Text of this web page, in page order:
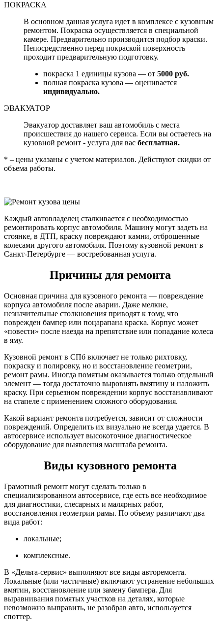
ПОКРАСКА
В основном данная услуга идет в комплексе с кузовным
ремонтом. Покраска осуществляется в специальной
камере. Предварительно производится подбор краски.
Непосредственно перед покраской поверхность
проходит предварительную подготовку.
покраска 1 единицы кузова — от 5000 руб.
полная покраска кузова — оценивается
индивидуально.
ЭВАКУАТОР
Эвакуатор доставляет ваш автомобиль с места
происшествия до нашего сервиса. Если вы остаетесь на
кузовной ремонт - услуга для вас бесплатная.
* – цены указаны с учетом материалов. Действуют скидки от
объема работы.
Каждый автовладелец сталкивается с необходимостью
ремонтировать корпус автомобиля. Машину могут задеть на
стоянке, в ДТП, краску повреждают камни, отброшенные
колесами другого автомобиля. Поэтому кузовной ремонт в
Санкт-Петербурге — востребованная услуга.
Причины для ремонта
Основная причина для кузовного ремонта — повреждение
корпуса автомобиля после аварии. Даже мелкие,
незначительные столкновения приводят к тому, что
поврежден бампер или поцарапана краска. Корпус может
«повести» после наезда на препятствие или попадание колеса
в яму.
Кузовной ремонт в СПб включает не только рихтовку,
покраску и полировку, но и восстановление геометрии,
ремонт рамы. Иногда помятым оказывается только отдельный
элемент — тогда достаточно выровнять вмятину и наложить
краску. При серьезном повреждении корпус восстанавливают
на стапеле с применением сложного оборудования.
Какой вариант ремонта потребуется, зависит от сложности
повреждений. Определить их визуально не всегда удается. В
автосервисе использует высокоточное диагностическое
оборудование для выявления масштаба ремонта.
Виды кузовного ремонта
Грамотный ремонт могут сделать только в
специализированном автосервисе, где есть все необходимое
для диагностики, слесарных и малярных работ,
восстановления геометрии рамы. По объему различают два
вида работ:
локальные;
комплексные.
В «Дельта-сервис» выполняют все виды авторемонта.
Локальные (или частичные) включают устранение небольших
вмятин, восстановление или замену бампера. Для
выравнивания помятых участков на деталях, которые
невозможно выправить, не разобрав авто, используется
споттер.